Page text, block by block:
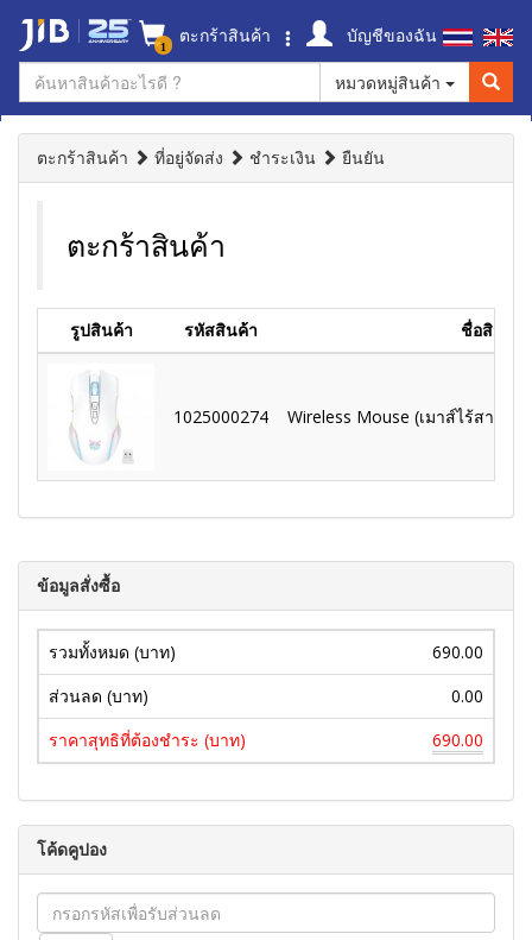
1 ตะกร้าสินค้า
บัญชีของฉัน
หมวดหมู่สินค้า
ตะกร้าสินค้า ที่อยู่จัดส่ง ชำระเงิน ยืนยัน
ตะกร้าสินค้า
รูปสินค้า รหัสสินค้า ชื่อสินค้า
1025000274 Wireless Mouse (เมาส์ไร้สาย)
ข้อมูลสั่งซื้อ
รวมทั้งหมด (บาท)
690.00
ส่วนลด (บาท)
0.00
ราคาสุทธิที่ต้องชำระ (บาท)
690.00
โค้ดคูปอง